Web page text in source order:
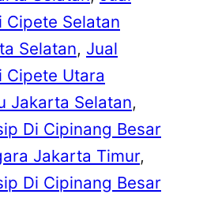
Cipete Selatan
Selatan, Jual
Cipete Utara
Jakarta Selatan
Di Cipinang Besar
Jakarta Timur
Di Cipinang Besar